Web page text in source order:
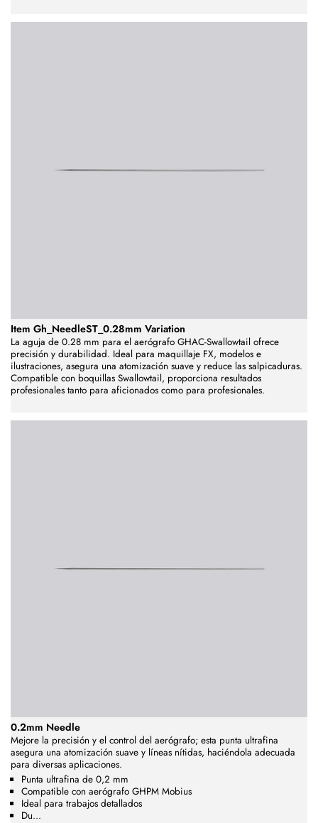
Item Gh_NeedleST_0.28mm Variation
La aguja de 0.28 mm para el aerógrafo GHAC-Swallowtail ofrece
precisión y durabilidad. Ideal para maquillaje FX, modelos e
ilustraciones, asegura una atomización suave y reduce las salpicaduras.
Compatible con boquillas Swallowtail, proporciona resultados
profesionales tanto para aficionados como para profesionales.
0.2mm Needle
Mejore la precisión y el control del aerógrafo; esta punta ultrafina
asegura una atomización suave y líneas nítidas, haciéndola adecuada
para diversas aplicaciones.
Punta ultrafina de 0,2 mm
Compatible con aerógrafo GHPM Mobius
Ideal para trabajos detallados
Du...